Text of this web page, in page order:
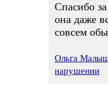
Спасибо
она даже
совсем
Ольга
нарушении